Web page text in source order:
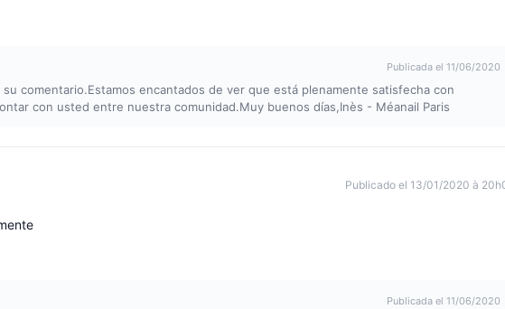
Publicada el 11/06/2020
su comentario.Estamos encantados de ver que está plenamente satisfecha con
con usted entre nuestra comunidad.Muy buenos días,Inès - Méanail Paris
Publicado el 13/01/2020 à
Publicada el 11/06/2020